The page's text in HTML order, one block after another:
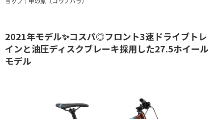
2021年モデル✨コスパ◎フロント3速ドライブトレ
インと油圧ディスクブレーキ採用した27.5ホイール
モデル